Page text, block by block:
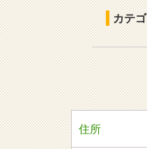
カテ
住所